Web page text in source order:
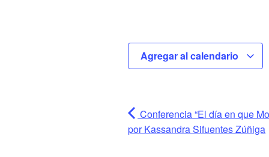
Agregar al calendario
Conferencia “El día en que
por Kassandra Sifuentes Zúñiga